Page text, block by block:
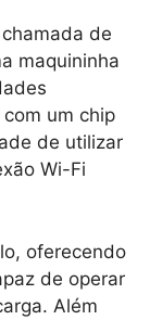
de
maquininha
um chip
de utilizar
Wi-Fi
oferecendo
de operar
Além